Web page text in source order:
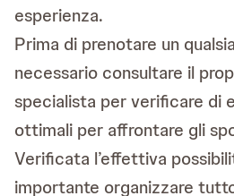
esperienza.
Prima di prenotare un
necessario consultare il
specialista per verificare di
ottimali per affrontare gli
Verificata l’effettiva
importante organizzare